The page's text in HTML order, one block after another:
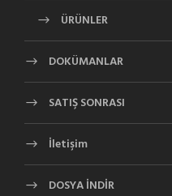
ÜRÜNLER
DOKÜMANLAR
SATIŞ SONRASI
İletişim
DOSYA İNDİR